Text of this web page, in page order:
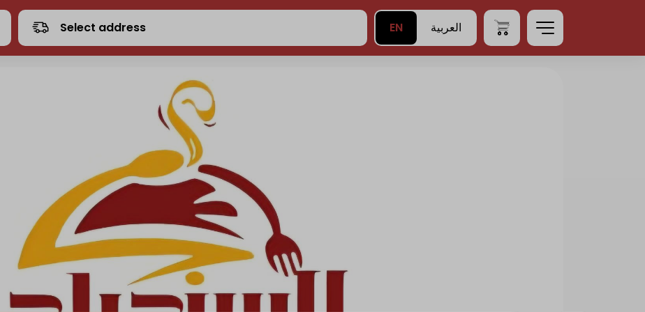
Select address EN العربية